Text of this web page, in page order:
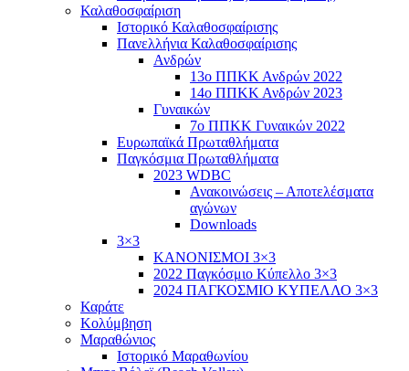
Καλαθοσφαίριση
Ιστορικό Καλαθοσφαίρισης
Πανελλήνια Καλαθοσφαίρισης
Ανδρών
13ο ΠΠΚΚ Ανδρών 2022
14ο ΠΠΚΚ Ανδρών 2023
Γυναικών
7ο ΠΠΚΚ Γυναικών 2022
Ευρωπαϊκά Πρωταθλήματα
Παγκόσμια Πρωταθλήματα
2023 WDBC
Ανακοινώσεις – Αποτελέσματα
αγώνων
Downloads
3×3
ΚΑΝΟΝΙΣΜΟΙ 3×3
2022 Παγκόσμιο Κύπελλο 3×3
2024 ΠΑΓΚΟΣΜΙΟ ΚΥΠΕΛΛΟ 3×3
Καράτε
Κολύμβηση
Μαραθώνιος
Ιστορικό Μαραθωνίου